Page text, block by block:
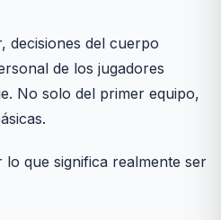
decisiones del cuerpo
de los jugadores
No solo del primer equipo,
lo que significa realmente ser